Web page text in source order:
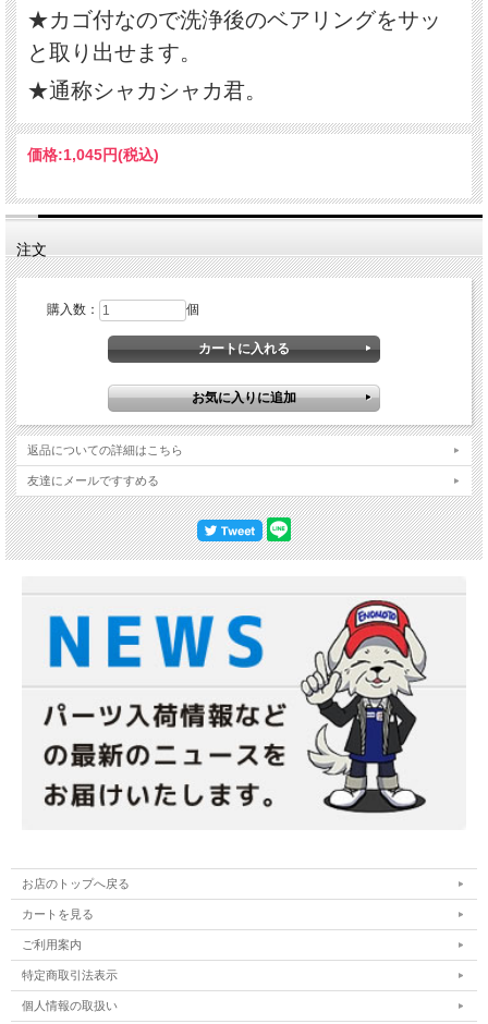
★カゴ付なので洗浄後のベアリングをサッ
と取り出せます。
★通称シャカシャカ君。
価格:1,045円(税込)
注文
購入数： 個
返品についての詳細はこちら
友達にメールですすめる
お店のトップへ戻る
カートを見る
ご利用案内
特定商取引法表示
個人情報の取扱い